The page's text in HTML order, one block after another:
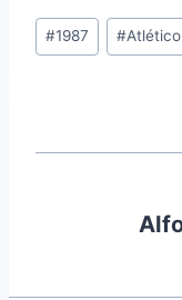
Etiquetas
de
#1987 #